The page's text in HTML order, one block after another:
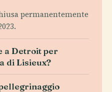
permanentemente
a Detroit per
di Lisieux?